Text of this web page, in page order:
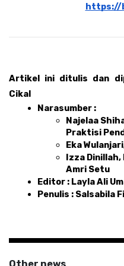
https://
Artikel ini ditulis dan
Cikal
Narasumber :
Najelaa
Praktisi
Eka
Izza Dinillah,
Amri Setu
Editor : Layla Ali
Penulis : Salsabila